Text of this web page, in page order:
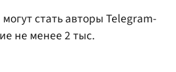
стать авторы Telegram-
не менее 2 тыс.